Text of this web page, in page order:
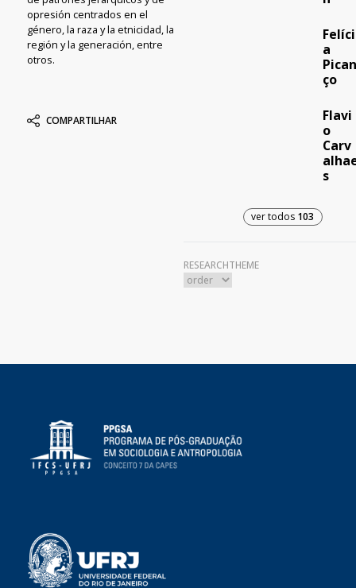
opresión centrados en el
género, la raza y la etnicidad, la
región y la generación, entre
otros.
COMPARTILHAR
Felíci
a
ço
Flavi
o
Carv
s
ver todos 103
RESEARCHTHEME